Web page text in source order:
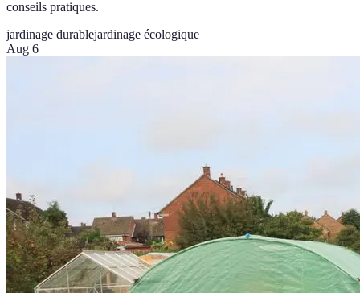
conseils pratiques.
jardinage durablejardinage écologique
Aug 6